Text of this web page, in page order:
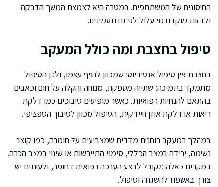
החיסונים של המשתתפים. המטרה היא לצמצם המשך הדבקה
ולזהות מוקדם מי עלול לפתח תסמינים.
טיפול בחצבת ומה כולל המעקב
בחצבת אין טיפול אנטיביוטי שמכוון לנגיף עצמו, ולכן הטיפול
מתמקד בתמיכה: שתייה מספקת, מנוחה והקלה על חום וכאבים
בהתאם להנחיות רפואיות. כאשר מופיעים סיבוכים כמו דלקת
ריאות או דלקת אוזן חיידקית, הטיפול מכוון לסיבוך הספציפי.
במהלך המעקב בוחנים מדדים שמצביעים על חומרה, כמו קוצר
נשימה, ירידה במצב הכללי, סימני התייבשות או שינוי במצב הכרה.
במקרים כאלה מקובל לבצע הערכה רפואית דחופה, ולעיתים יש
צורך באשפוז להשגחה וטיפול.